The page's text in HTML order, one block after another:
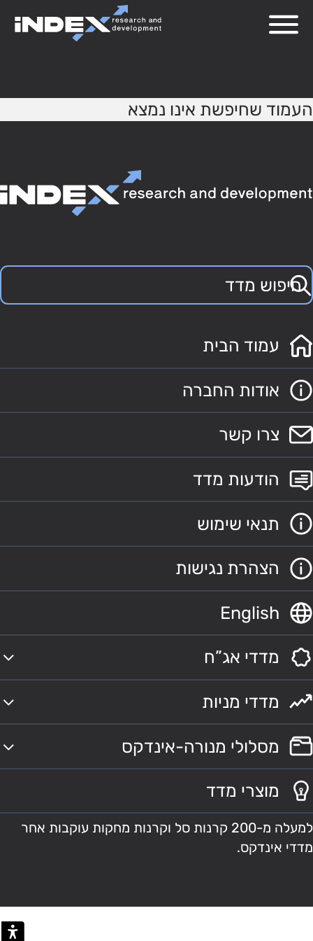
העמוד שחיפשת אינו נמצא
עמוד הבית
אודות החברה
צרו קשר
הודעות מדד
תנאי שימוש
הצהרת נגישות
English
מדדי אג”ח
מדדי מניות
מסלולי מנורה-אינדקס
מוצרי מדד
למעלה מ-200 קרנות סל וקרנות מחקות עוקבות אחר
מדדי אינדקס.